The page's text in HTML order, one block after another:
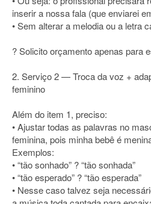
inserir a nossa fala (que enviarei
• Sem alterar a melodia ou a letra
? Solicito orçamento apenas para
2. Serviço 2 — Troca da voz +
feminino
Além do item 1, preciso:
• Ajustar todas as palavras no
feminina, pois minha bebê é
Exemplos:
• “tão sonhado” ? “tão sonhada”
• “tão esperado” ? “tão esperada”
• Nesse caso talvez seja